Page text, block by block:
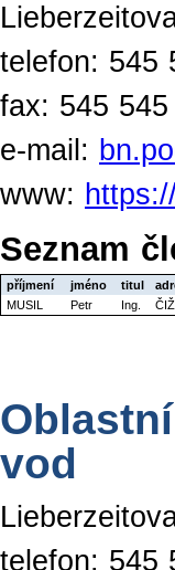
telefon: 545
fax: 545 545
e-mail:
www:
Seznam
příjmení jméno titul
MUSIL
Petr Ing.
vod
telefon: 545